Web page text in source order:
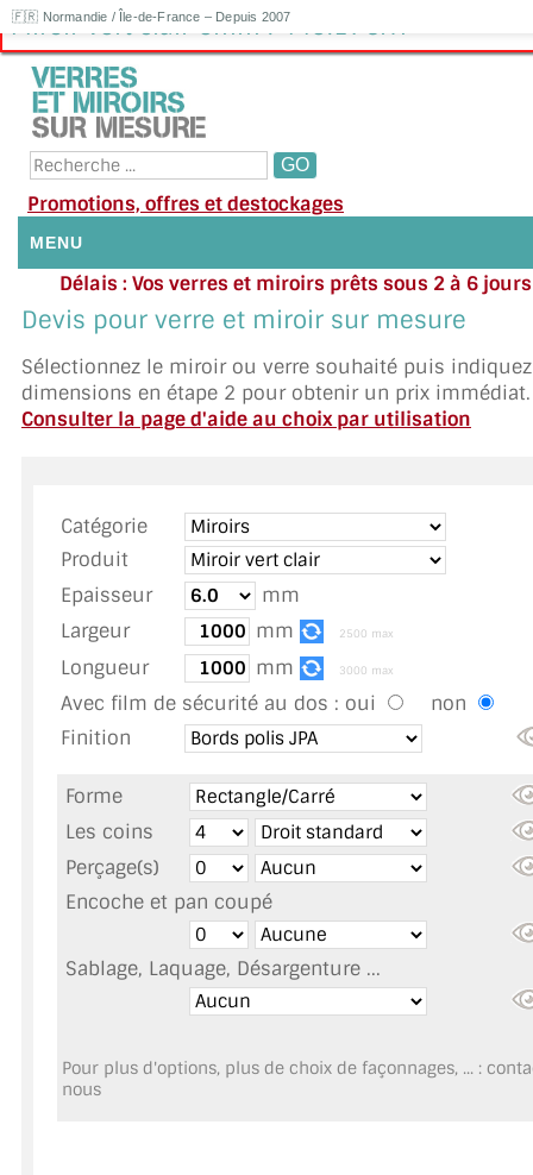
🇫🇷 Normandie / Île-de-France – Depuis 2007
Miroir vert clair 6mm : 449.17€HT
Promotions, offres et destockages
MENU
NOUS CONTACTER
DEMANDE DE DEVIS
TOUS LES TARIFS AU M2
GUIDE : CHOIX PAR UTILISATION
INSPIRATIONS ET NOUVEAUTÉS
AMBIANCE LAITON BROSSÉ
MIROIR SUR MESURE
MIROIR VIEILLI
MIROIR DÉCORATIF DE COULEUR
LOTS DE MIROIRS EN MOZAÏQUE
MIROIR DE SALLE DE BAIN
Délais : Vos verres et miroirs prêts sous 2 à 6
moyenne
Besoin
Appelez ou envoyez un SMS au 06 79 92
Devis pour verre et miroir sur mesure
Sélectionnez le miroir ou verre souhaité puis
dimensions en étape 2 pour obtenir un prix immédiat.
Consulter la page d'aide au choix par utilisation
Catégorie
Produit
Epaisseur
mm
Largeur
mm 2500 max
Longueur mm 3000 max
Avec film de sécurité au dos : oui
non
Finition
Forme
Les coins
Perçage(s)
Encoche et pan coupé
Sablage, Laquage, Désargenture ...
Pour plus d'options, plus de choix de façonnages, ... :
nous